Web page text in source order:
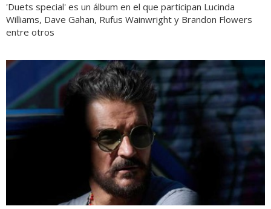
'Duets special' es un álbum en el que participan Lucinda
Williams, Dave Gahan, Rufus Wainwright y Brandon Flowers
entre otros